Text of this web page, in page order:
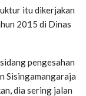
itu dikerjakan
2015 di Dinas
pengesahan
Sisingamangaraja
dia sering jalan